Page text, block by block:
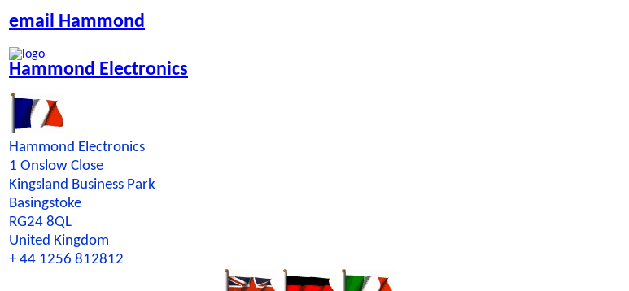
email Hammond
Hammond Electronics
Hammond Electronics
1 Onslow Close
Kingsland Business Park
Basingstoke
RG24 8QL
United Kingdom
+ 44 1256 812812